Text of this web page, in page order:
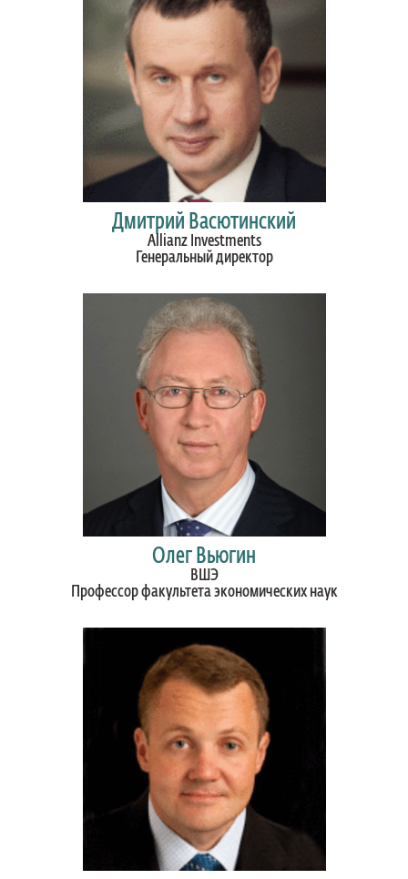
Дмитрий Васютинский
Allianz Investments
Генеральный директор
Олег Вьюгин
ВШЭ
Профессор факультета экономических наук